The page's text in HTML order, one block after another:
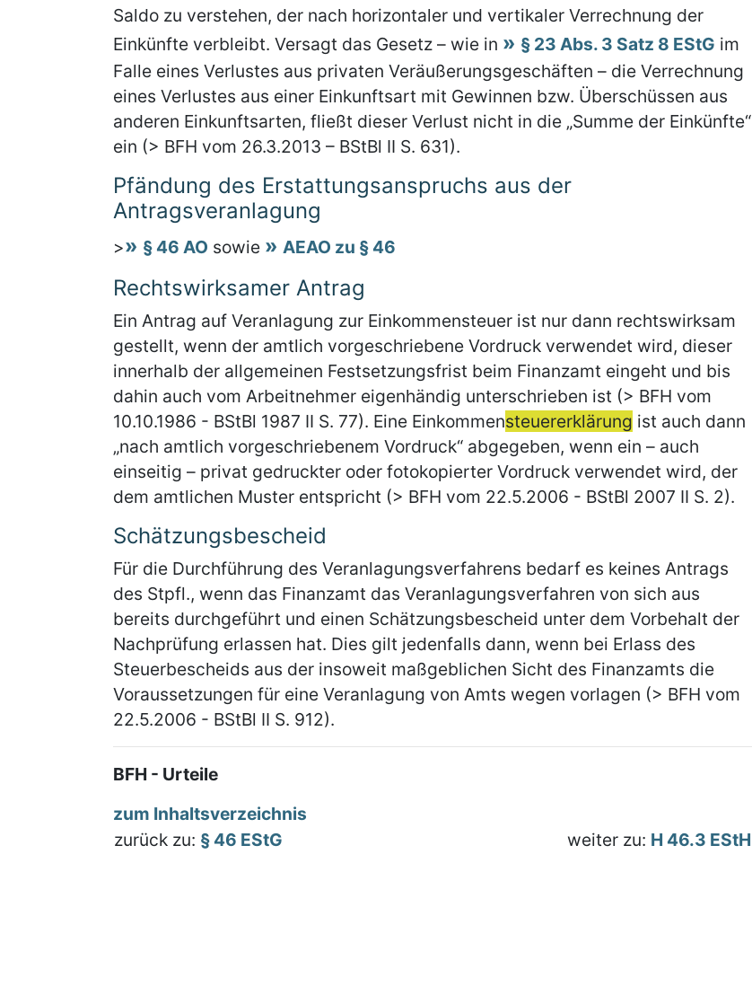
Saldo zu verstehen, der nach horizontaler und vertikaler Verrechnung der
Einkünfte verbleibt. Versagt das Gesetz – wie in
§ 23 Abs. 3 Satz 8 EStG im
Falle eines Verlustes aus privaten Veräußerungsgeschäften – die Verrechnung
eines Verlustes aus einer Einkunftsart mit Gewinnen bzw. Überschüssen aus
anderen Einkunftsarten, fließt dieser Verlust nicht in die „Summe der Einkünfte“
ein (> BFH vom 26.3.2013 – BStBl II S. 631).
Pfändung des Erstattungsanspruchs aus der
Antragsveranlagung
> § 46 AO sowie AEAO zu § 46
Rechtswirksamer Antrag
Ein Antrag auf Veranlagung zur Einkommensteuer ist nur dann rechtswirksam
gestellt, wenn der amtlich vorgeschriebene Vordruck verwendet wird, dieser
innerhalb der allgemeinen Festsetzungsfrist beim Finanzamt eingeht und bis
dahin auch vom Arbeitnehmer eigenhändig unterschrieben ist (> BFH vom
10.10.1986 - BStBl 1987 II S. 77). Eine Einkommensteuererklärung ist auch dann
„nach amtlich vorgeschriebenem Vordruck“ abgegeben, wenn ein – auch
einseitig – privat gedruckter oder fotokopierter Vordruck verwendet wird, der
dem amtlichen Muster entspricht (> BFH vom 22.5.2006 - BStBl 2007 II S. 2).
Schätzungsbescheid
Für die Durchführung des Veranlagungsverfahrens bedarf es keines Antrags
des Stpfl., wenn das Finanzamt das Veranlagungsverfahren von sich aus
bereits durchgeführt und einen Schätzungsbescheid unter dem Vorbehalt der
Nachprüfung erlassen hat. Dies gilt jedenfalls dann, wenn bei Erlass des
Steuerbescheids aus der insoweit maßgeblichen Sicht des Finanzamts die
Voraussetzungen für eine Veranlagung von Amts wegen vorlagen (> BFH vom
22.5.2006 - BStBl II S. 912).
BFH - Urteile
zum Inhaltsverzeichnis
zurück zu: § 46 EStG weiter zu: H 46.3 EStH